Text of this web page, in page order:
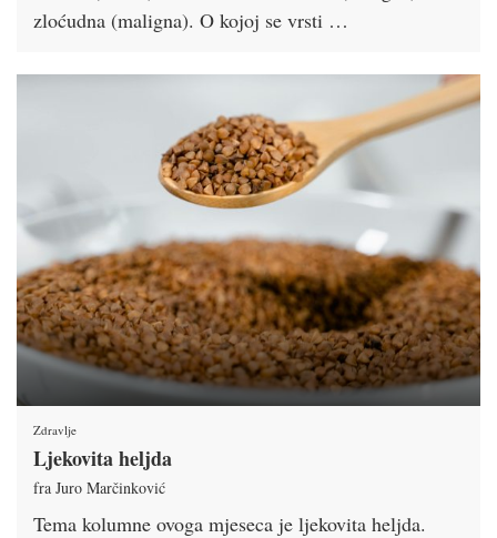
zloćudna (maligna). O kojoj se vrsti …
Zdravlje
Ljekovita heljda
fra Juro Marčinković
Tema kolumne ovoga mjeseca je ljekovita heljda.